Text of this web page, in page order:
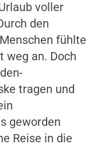
voller
den
fühlte
weg an. Doch
tragen und
geworden
Reise in die